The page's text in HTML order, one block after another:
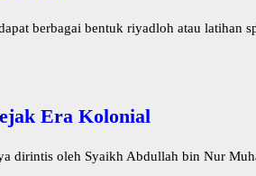
berbagai bentuk riyadloh atau latihan
Era Kolonial
dirintis oleh Syaikh Abdullah bin Nur